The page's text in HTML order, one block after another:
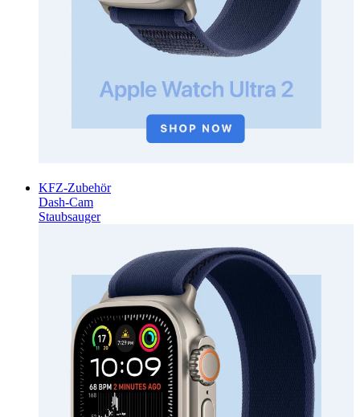
KFZ-Zubehör
Dash-Cam
Staubsauger